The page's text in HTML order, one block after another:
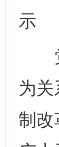
示
党
为
制改